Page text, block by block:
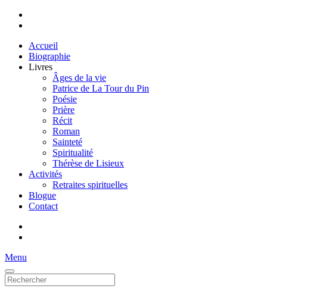
Accueil
Biographie
Livres
Âges de la vie
Patrice de La Tour du Pin
Poésie
Prière
Récit
Roman
Sainteté
Spiritualité
Thérèse de Lisieux
Activités
Retraites spirituelles
Blogue
Contact
Menu